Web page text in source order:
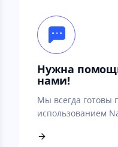
Нужна
нами!
Мы всегда готовы
использованием